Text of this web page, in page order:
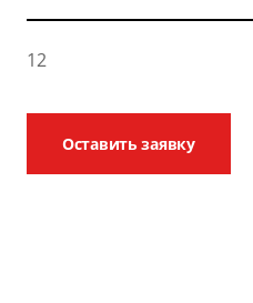
12
Оставить заявку